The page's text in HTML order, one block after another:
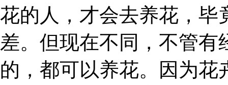
花的人，才会去养花，毕
差。但现在不同，不管
的，都可以养花。因为